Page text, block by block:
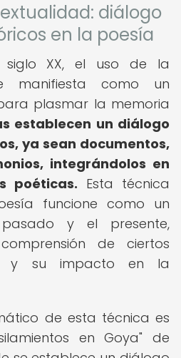
diálogo
en la poesía
XX, el uso de la
manifiesta como un
plasmar la memoria
establecen un diálogo
ya sean documentos,
integrándolos en
poéticas. Esta técnica
funcione como un
y el presente,
de ciertos
y su impacto en la
de esta técnica es
en Goya" de